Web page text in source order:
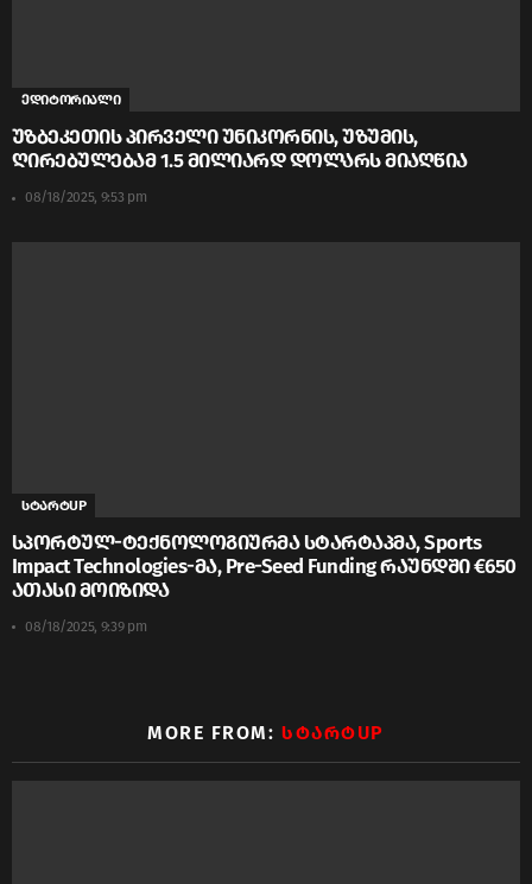
ედიტორიალი
უზბეკეთის პირველი უნიკორნის, უზუმის,
ღირებულებამ 1.5 მილიარდ დოლარს მიაღწია
08/18/2025, 9:53 pm
სტარტUP
სპორტულ-ტექნოლოგიურმა სტარტაპმა, Sports
Impact Technologies-მა, Pre-Seed Funding რაუნდში €650
ათასი მოიზიდა
08/18/2025, 9:39 pm
MORE FROM:ᲡᲢᲐᲠᲢUP